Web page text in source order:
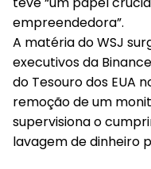
empreendedora”.
A matéria do WSJ
executivos da
do Tesouro dos EUA
remoção de um
supervisiona o
lavagem de dinheiro